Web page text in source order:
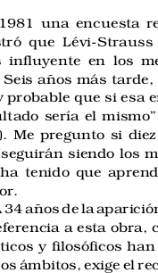
una encuesta
que Lévi-
influyente en los
Seis años más
probable que si esa
sería el
Me pregunto si
siendo los
tenido que
34 años de la
a esta obra,
y filosóficos
ámbitos, exige el